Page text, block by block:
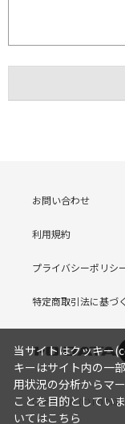
お問い合わせ
利用規約
プライバシーポリシ
特定商取引法に基づ
COPYRIGHT (C) I-O
当サイトはクッキー
キーはサイト内の一
用状況の分析からマ
ことを目的としてい
いてはこちら